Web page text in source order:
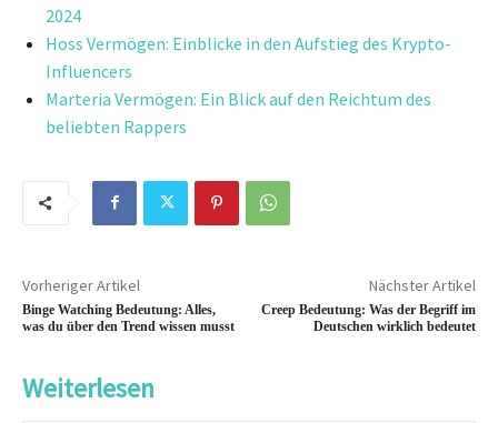
2024
Hoss Vermögen: Einblicke in den Aufstieg des Krypto-
Influencers
Marteria Vermögen: Ein Blick auf den Reichtum des
beliebten Rappers
Vorheriger Artikel
Binge Watching Bedeutung: Alles,
was du über den Trend wissen musst
Nächster Artikel
Creep Bedeutung: Was der Begriff im
Deutschen wirklich bedeutet
Weiterlesen